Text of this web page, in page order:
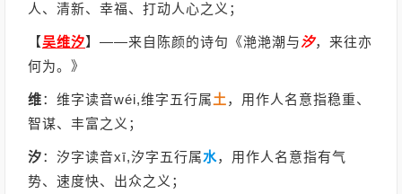
人、清新、幸福、打动人心之义；
【吴维汐】 ——来自陈颜的诗句《滟滟潮与汐，来往亦
何为。》
维：维字读音wéi,维字五行属土 ，用作人名意指稳重、
智谋、丰富之义；
汐：汐字读音xī,汐字五行属水，用作人名意指有气
势、速度快、出众之义；